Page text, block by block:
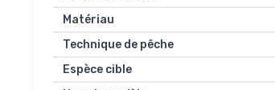
Matériau
Technique de pêche
Espèce cible